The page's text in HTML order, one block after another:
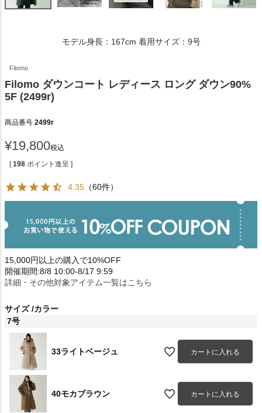
モデル身長：167cm 着用サイズ：9号
Filomo
Filomo ダウンコート レディース ロング ダウン90%
5F (2499r)
商品番号 2499r
¥19,800税込
[ 198 ポイント進呈 ]
4.35 （60件）
15,000円以上の購入で10%OFF
開催期間:8/8 10:00-8/17 9:59
詳細・その他対象アイテム一覧はこちら
サイズ カラー
7号
33ライトベージュ カートに入れる
40モカブラウン カートに入れる